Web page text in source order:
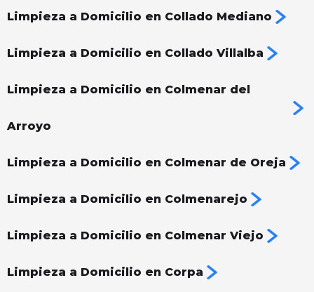
Limpieza a Domicilio en Collado Mediano
Limpieza a Domicilio en Collado Villalba
Limpieza a Domicilio en Colmenar del
Arroyo
Limpieza a Domicilio en Colmenar de Oreja
Limpieza a Domicilio en Colmenarejo
Limpieza a Domicilio en Colmenar Viejo
Limpieza a Domicilio en Corpa